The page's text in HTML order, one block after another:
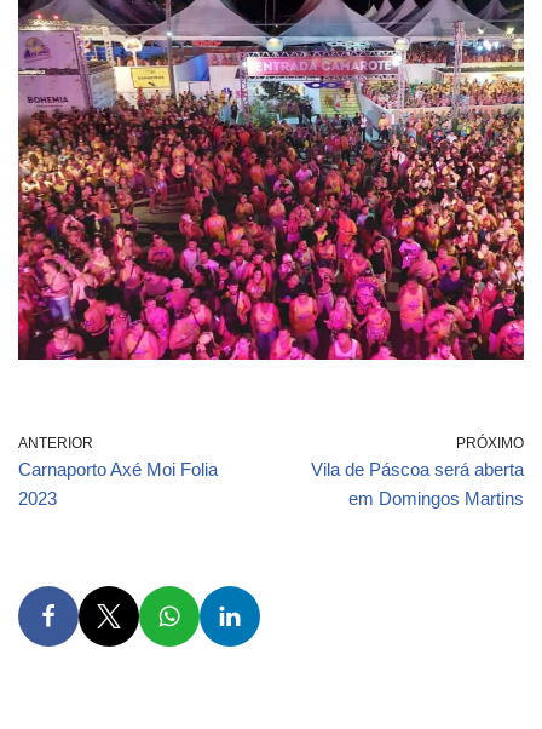
ANTERIOR
Carnaporto Axé Moi Folia
2023
PRÓXIMO
Vila de Páscoa será aberta
em Domingos Martins